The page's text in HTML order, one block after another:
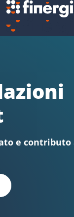
Soluzioni
Beni
contributo a